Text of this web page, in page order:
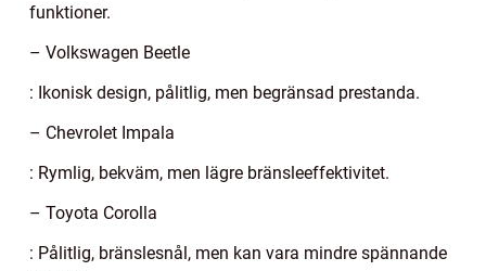
funktioner.
– Volkswagen Beetle
: Ikonisk design, pålitlig, men begränsad prestanda.
– Chevrolet Impala
: Rymlig, bekväm, men lägre bränsleeffektivitet.
– Toyota Corolla
: Pålitlig, bränslesnål, men kan vara mindre spännande